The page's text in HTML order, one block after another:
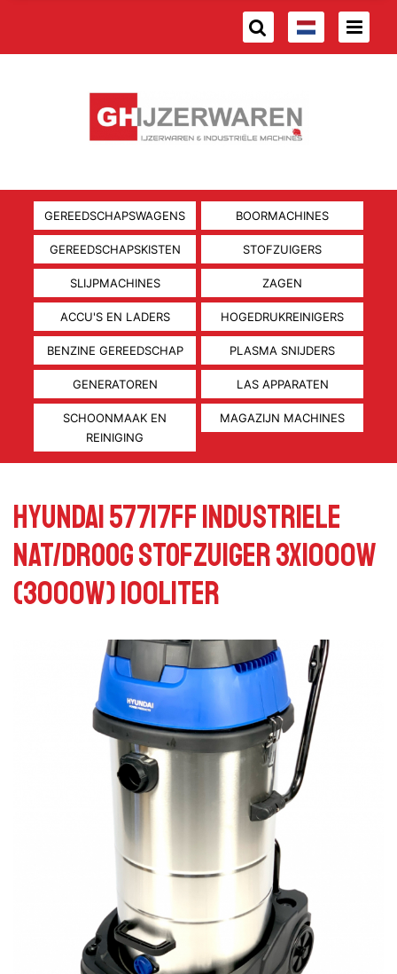
GEREEDSCHAPSWAGENS BOORMACHINES
GEREEDSCHAPSKISTEN STOFZUIGERS
SLIJPMACHINES ZAGEN
ACCU'S EN LADERS HOGEDRUKREINIGERS
BENZINE GEREEDSCHAP PLASMA SNIJDERS
GENERATOREN LAS APPARATEN
SCHOONMAAK EN
REINIGING
MAGAZIJN MACHINES
HYUNDAI 57717FF INDUSTRIELE
NAT/DROOG STOFZUIGER 3X1000W
(3000W) 100LITER